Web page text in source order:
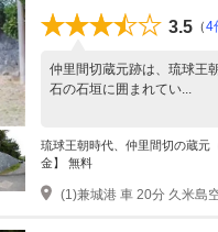
3.5 （4
仲里間切蔵元跡は、琉球王
石の石垣に囲まれてい...
琉球王朝時代、仲里間切の蔵元
金】 無料
(1)兼城港 車 20分 久米島